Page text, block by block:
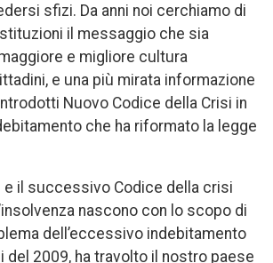
sfizi. Da anni noi cerchiamo di
il messaggio che sia
e migliore cultura
e una più mirata informazione
Nuovo Codice della Crisi in
che ha riformato la legge
e il successivo Codice della crisi
nascono con lo scopo di
dell’eccessivo indebitamento
del 2009, ha travolto il nostro paese